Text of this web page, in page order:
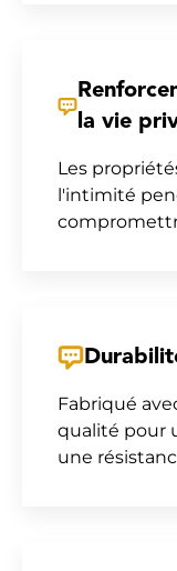
la vie
Les
l'intimité
Fabriqué
qualité pour
une